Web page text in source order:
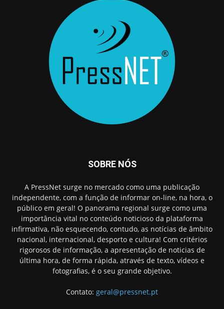
SOBRE NÓS
A PressNet surge no mercado como uma publicação
independente, com a função de informar on-line, na hora, o
público em geral! O panorama regional surge como uma
importância vital no conteúdo noticioso da plataforma
infirmativa, não esquecendo, contudo, as notícias de âmbito
nacional, internacional, desporto e cultura! Com critérios
rigorosos de informação, a apresentação de noticias de
última hora, de forma rápida, através de texto, vídeos e
fotografias, é o seu grande objetivo.
Contato: geral@pressnet.pt